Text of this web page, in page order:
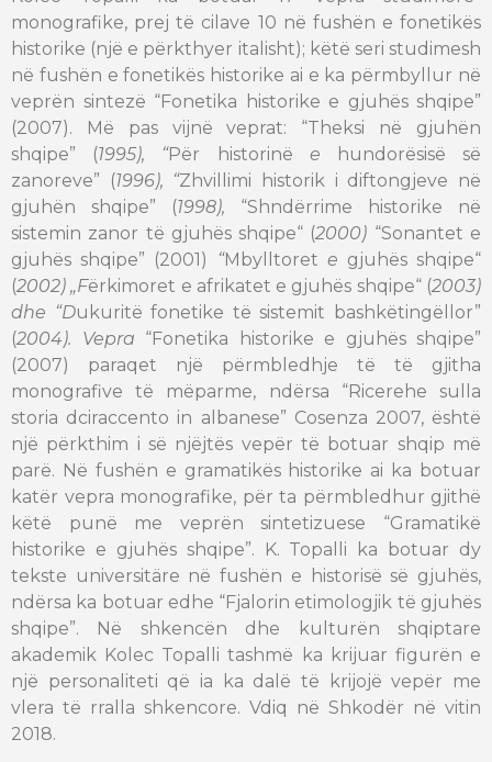
monografike, prej të cilave 10 në fushën e fonetikës
historike (një e përkthyer italisht); këtë seri studimesh
në fushën e fonetikës historike ai e ka përmbyllur në
veprën sintezë “Fonetika historike e gjuhës shqipe”
(2007). Më pas vijnë veprat: “Theksi në gjuhën
shqipe” (1995), “Për historinë e hundorësisë së
zanoreve” (1996), “Zhvillimi historik i diftongjeve në
gjuhën shqipe” (1998), “Shndërrime historike në
sistemin zanor të gjuhës shqipe“ (2000) “Sonantet e
gjuhës shqipe” (2001)
“Mbylltoret e gjuhës shqipe“
(2002) „Fërkimoret e afrikatet e gjuhës shqipe“ (2003)
dhe “Dukuritë fonetike të sistemit bashkëtingëllor”
(2004). Vepra “Fonetika historike e gjuhës shqipe”
(2007) paraqet një përmbledhje të të gjitha
monografive të mëparme, ndërsa “Ricerehe sulla
storia dciraccento in albanese” Cosenza 2007, është
një përkthim i së njëjtës vepër të botuar shqip më
parë. Në fushën e gramatikës historike ai ka botuar
katër vepra monografike, për ta përmbledhur gjithë
këtë punë me veprën sintetizuese “Gramatikë
historike e gjuhës shqipe”. K. Topalli ka botuar dy
tekste universitäre në fushën e historisë së gjuhës,
ndërsa ka botuar edhe “Fjalorin etimologjik të gjuhës
shqipe”. Në shkencën dhe kulturën shqiptare
akademik Kolec Topalli tashmë ka krijuar figurën e
një personaliteti që ia ka dalë të krijojë vepër me
vlera të rralla shkencore. Vdiq në Shkodër në vitin
2018.